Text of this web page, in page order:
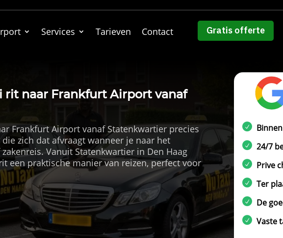
Services Tarieven Contact Gratis offerte
rit naar Frankfurt Airport vanaf
Frankfurt Airport vanaf Statenkwartier precies
zich dat afvraagt wanneer je naar het
Vanuit Statenkwartier in Den Haag
een praktische manier van reizen, perfect voor
24/7
Prive
Ter
De
Vaste